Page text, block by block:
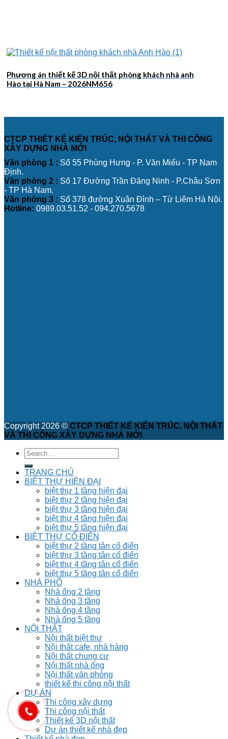
Phương án thiết kế 3D nội thất phòng khách nhà anh
Hào tại Hà Nam – 2026NM656
CTCP THIẾT KẾ KIẾN TRÚC, NỘI THẤT VÀ THI CÔNG
XÂY DỰNG NHÀ MỚI
Văn phòng 1 : Số 55 Phùng Hưng - P. Văn Miếu - TP Nam
Định.
Văn phòng 2 : Số 17 Đường Trần Đăng Ninh - P.Châu Sơn
- TP Hà Nam.
Văn phòng 3 : Số 378 đường Xuân Đỉnh – Từ Liêm Hà Nội.
Hotline: 0989.03.51.52 - 094.270.5678
Copyright 2026 © CTCP THIẾT KẾ KIẾN TRÚC, NỘI THẤT
VÀ THI CÔNG XÂY DỰNG NHÀ MỚI
TRANG CHỦ
BIỆT THỰ HIỆN ĐẠI
biệt thự 1 tầng hiện đại
biệt thự 2 tầng hiện đại
biệt thự 3 tầng hiện đại
biệt thự 4 tầng hiện đại
biệt thự 5 tầng hiện đại
BIỆT THỰ CỔ ĐIỂN
biệt thự 2 tầng tân cổ điển
biệt thự 3 tầng tân cổ điển
biệt thự 4 tầng tân cổ điển
biệt thự 5 tầng tân cổ điển
NHÀ PHỐ
Nhà ống 2 tầng
Nhà ống 3 tầng
Nhà ống 4 tầng
Nhà ống 5 tầng
NỘI THẤT
Nội thất biệt thư
Nội thất cafe, nhà hàng
Nội thất chung cư
Nội thất nhà ống
Nội thất văn phòng
thiết kế thi công nội thất
DỰ ÁN
Thi công xây dựng
Thi công nội thất
Thiết kế 3D nội thất
Dự án thiết kế nhà đẹp